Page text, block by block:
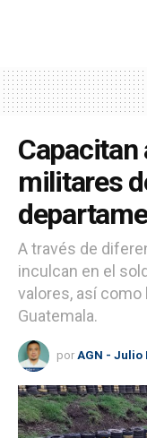
militares
A través de
inculcan en el
valores, así como
Guatemala.
por AGN - Julio